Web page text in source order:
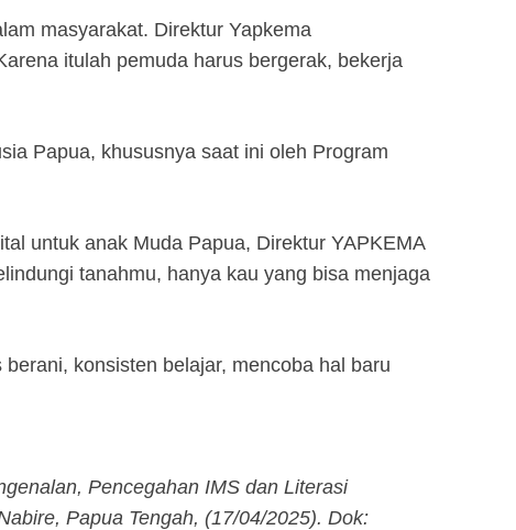
masyarakat. Direktur Yapkema
itulah pemuda harus bergerak, bekerja
Papua, khususnya saat ini oleh Program
untuk anak Muda Papua, Direktur YAPKEMA
tanahmu, hanya kau yang bisa menjaga
konsisten belajar, mencoba hal baru
Pencegahan IMS dan Literasi
Papua Tengah, (17/04/2025). Dok: